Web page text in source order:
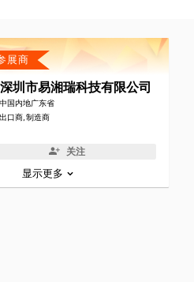
展商
深圳市易湘瑞科技有限公司
中国内地广东省
出口商, 制造商
关注
显示更多